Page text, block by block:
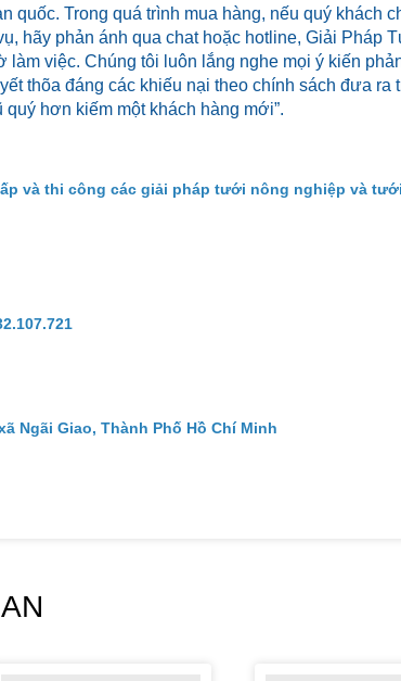
quốc. Trong quá trình mua hàng, nếu quý khách
hãy phản ánh qua chat hoặc hotline, Giải Pháp
làm việc. Chúng tôi luôn lắng nghe mọi ý kiến
thõa đáng các khiếu nại theo chính sách đưa ra
quý hơn kiếm một khách hàng mới”.
và thi công các giải pháp tưới nông nghiệp và
Ngãi Giao, Thành Phố Hồ Chí Minh